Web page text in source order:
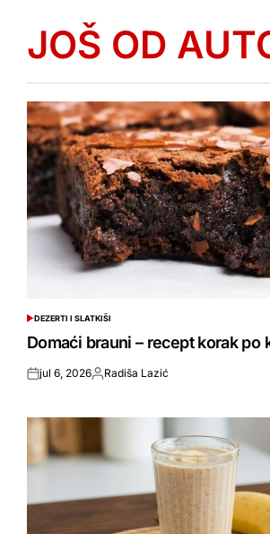
JOŠ OD
POSTED
IN
DEZERTI I SLATKIŠI
Domaći brauni – recept korak po
Posted
jul 6, 2026Objavio
Radiša Lazić